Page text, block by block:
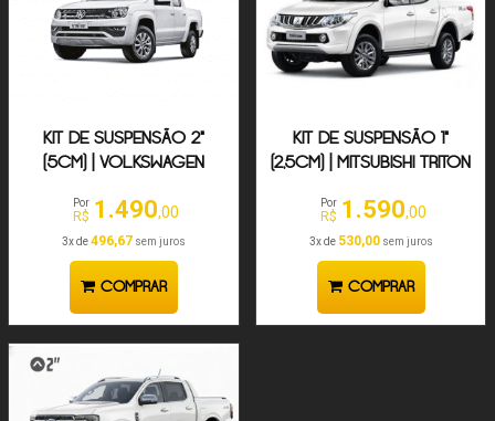
KIT DE SUSPENSÃO 2"
(5CM) | VOLKSWAGEN
Por
R$ 1.490,00
3x de496,67sem juros
COMPRAR
KIT DE SUSPENSÃO 1"
(2,5CM) | MITSUBISHI TRITON
Por
R$ 1.590,00
3x de 530,00sem juros
COMPRAR